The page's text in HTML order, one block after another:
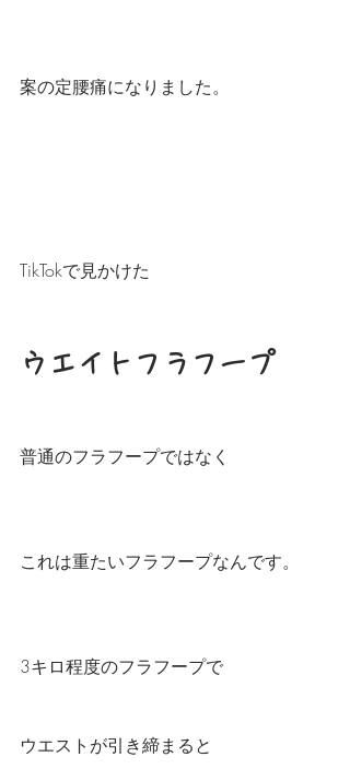
案の定腰痛になりました。
TikTokで見かけた
ウエイトフラフープ
普通のフラフープではなく
これは重たいフラフープなんです。
3キロ程度のフラフープで
ウエストが引き締まると